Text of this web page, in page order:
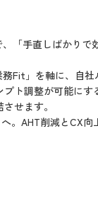
「手直しばかりで
Fit」を軸に、自
ト調整が可能に
せます。
。AHT削減とCX